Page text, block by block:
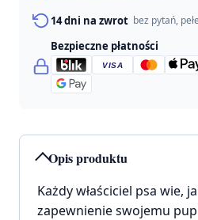
Opis produktu
Każdy właściciel psa wie,
zapewnienie swojemu
14 dni na zwrot bez pytań,
Bezpieczne płatności
VISA